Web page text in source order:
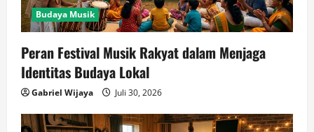
Budaya Musik
Peran Festival Musik Rakyat dalam Menjaga
Identitas Budaya Lokal
Gabriel Wijaya Juli 30, 2026